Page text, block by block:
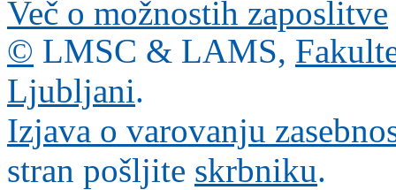
Več o možnostih zaposlitve
© LMSC & LAMS,
Ljubljani.
Izjava o varovanju
stran pošljite skrbniku.